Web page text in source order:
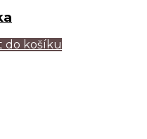
do košíku